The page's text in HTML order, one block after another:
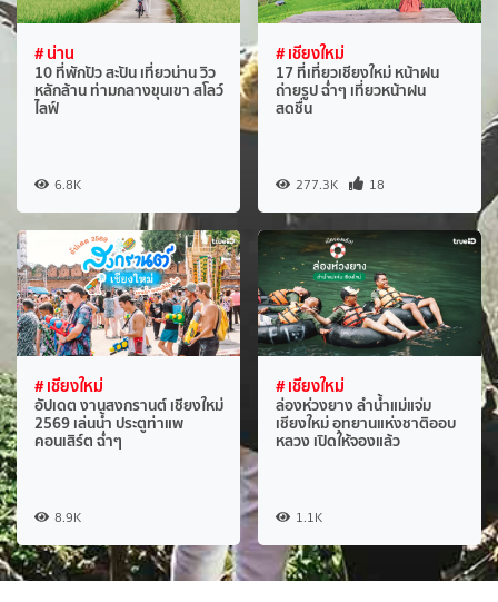
# น่าน
10 ที่พักปัว สะปัน เที่ยวน่าน วิว
หลักล้าน ท่ามกลางขุนเขา สโลว์
ไลฟ์
6.8K
# เชียงใหม่
17 ที่เที่ยวเชียงใหม่ หน้าฝน
ถ่ายรูป ฉ่ำๆ เที่ยวหน้าฝน
สดชื่น
277.3K 18
# เชียงใหม่
อัปเดต งานสงกรานต์ เชียงใหม่
2569 เล่นน้ำ ประตูท่าแพ
คอนเสิร์ต ฉ่ำๆ
8.9K
# เชียงใหม่
ล่องห่วงยาง ลำน้ำแม่แจ่ม
เชียงใหม่ อุทยานแห่งชาติออบ
หลวง เปิดให้จองแล้ว
1.1K